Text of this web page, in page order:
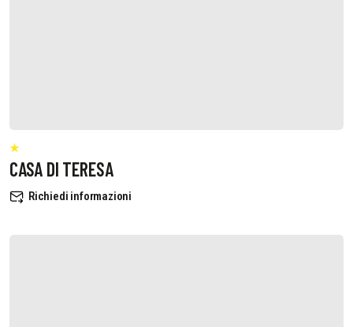
CASA DI TERESA
Richiedi informazioni